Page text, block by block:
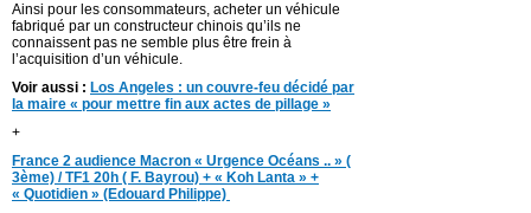
Ainsi pour les consommateurs, acheter un véhicule
fabriqué par un constructeur chinois qu’ils ne
connaissent pas ne semble plus être frein à
l’acquisition d’un véhicule.
Voir aussi : Los Angeles : un couvre-feu décidé par
la maire « pour mettre fin aux actes de pillage »
+
France 2 audience Macron « Urgence Océans .. » (
3ème) / TF1 20h ( F. Bayrou) + « Koh Lanta » +
« Quotidien » (Edouard Philippe)